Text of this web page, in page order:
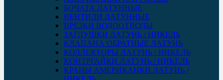
БОЧАТА ЛАТУННЫЕ
ВЕНТИЛИ ЛАТУННЫЕ
ВРЕЗКИ ВОДООТВОДЫ
ЗАГЛУШКИ ЛАТУНЬ / НИКЕЛЬ
КЛАПАНА ОБРАТНЫЕ ЛАТУНЬ
КОЛЛЕКТОРЫ ЛАТУНЬ / НИКЕЛЬ
КОНТРГАЙКИ ЛАТУНЬ / НИКЕЛЬ
КРАНЫ АМЕРИКАНКИ ЛАТУНЬ /